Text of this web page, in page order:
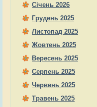
Січень 2026
Грудень 2025
Листопад 2025
Жовтень 2025
Вересень 2025
Серпень 2025
Червень 2025
Травень 2025